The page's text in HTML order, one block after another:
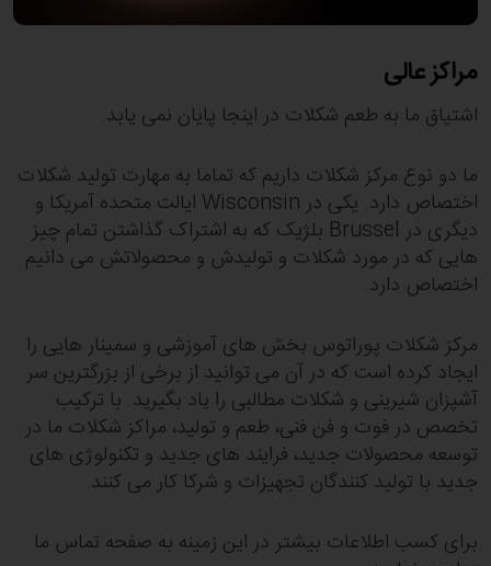
مراکز عالی
اشتیاق ما به طعم شکلات در اینجا پایان نمی یابد.
ما دو نوع مرکز شکلات داریم که تماما به مهارت تولید شکلات
اختصاص دارد. یکی در Wisconsin ایالت متحده آمریکا و
دیگری در Brussel بلژیک که به اشتراک گذاشتن تمام چیز
هایی که در مورد شکلات و تولیدش و محصولاتش می دانیم
اختصاص دارد.
مرکز شکلات پوراتوس بخش های آموزشی و سمینار هایی را
ایجاد کرده است که در آن می توانید از برخی از بزرگترین سر
آشپزان شیرینی و شکلات مطالبی را یاد بگیرید. با ترکیب
تخصص در فوت و فن فنی، طعم و تولید، مراکز شکلات ما در
توسعه محصولات جدید، فرایند های جدید و تکنولوژی های
جدید با تولید کنندگان تجهیزات و شرکا کار می کنند.
برای کسب اطلاعات بیشتر در این زمینه به صفحه تماس ما